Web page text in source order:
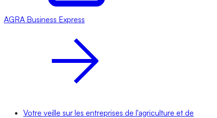
AGRA Business Express
Votre veille sur les entreprises de l'agriculture et de